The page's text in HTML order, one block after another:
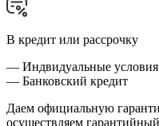
В кредит или рассрочку
— Индвидуальные условия
— Банковский кредит
Даем официальную
осуществляем